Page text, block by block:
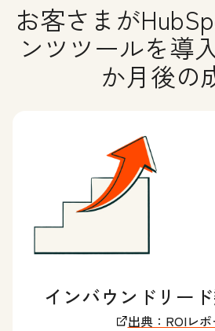
お客さまが
ンツツールを導
か月後の
インバウンドリー
出典：ROIレポ